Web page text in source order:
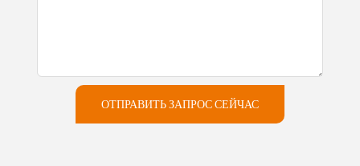
ОТПРАВИТЬ ЗАПРОС СЕЙЧАС